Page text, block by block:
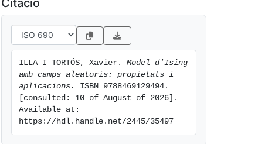
ILLA I TORTÓS, Xavier. Model d'Ising
amb camps aleatoris: propietats i
aplicacions.
ISBN 9788469129494.
[consulted: 10 of August of 2026].
Available at:
https://hdl.handle.net/2445/35497